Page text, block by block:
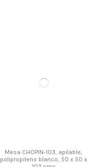
Mesa CHOPIN-103, apilable,
polipropileno blanco, 50 x 50 x